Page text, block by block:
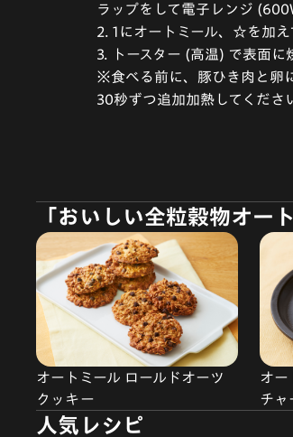
ラップをして電子レンジ
2. 1にオートミール、☆を加
3. トースター (高温) で表面
※食べる前に、豚ひき肉と卵
30秒ずつ追加加熱してくださ
「おいしい全粒穀物オー
オートミール ロールドオーツ
クッキー
オー
チャ
人気レシピ